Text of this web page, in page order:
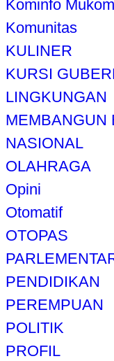
Kominfo
Komunitas
KULINER
KURSI
LINGKUNGAN
MEMBANGUN
NASIONAL
OLAHRAGA
Opini
Otomatif
OTOPAS
PENDIDIKAN
PEREMPUAN
POLITIK
PROFIL